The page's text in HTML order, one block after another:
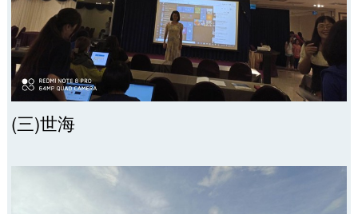
(三)世海